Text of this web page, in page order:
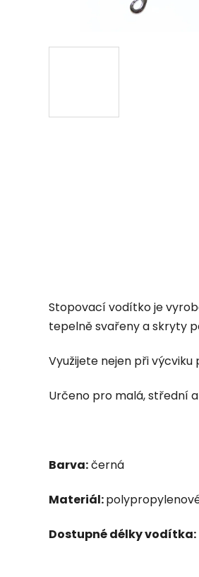
Stopovací vodítko je
tepelně svařeny a skryty
Využijete nejen při
Určeno pro malá, střední
Barva:černá
Materiál:
Dostupné délky vodítka: